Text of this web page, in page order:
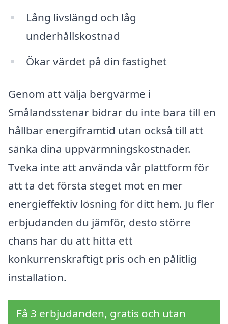
Lång livslängd och låg
underhållskostnad
Ökar värdet på din fastighet
Genom att välja bergvärme i
Smålandsstenar bidrar du inte bara till en
hållbar energiframtid utan också till att
sänka dina uppvärmningskostnader.
Tveka inte att använda vår plattform för
att ta det första steget mot en mer
energieffektiv lösning för ditt hem. Ju fler
erbjudanden du jämför, desto större
chans har du att hitta ett
konkurrenskraftigt pris och en pålitlig
installation.
Få 3 erbjudanden, gratis och utan